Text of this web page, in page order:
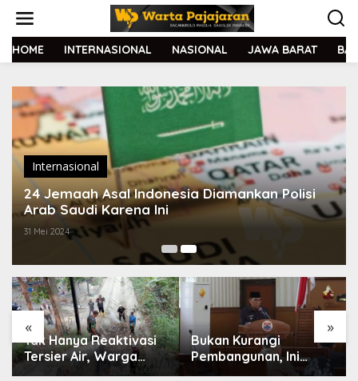
t
HOME INTERNASIONAL NASIONAL JAWA BARAT
Internasional
24 Jemaah Asal Indonesia Diamankan Polisi
Arab Saudi Karena Ini
31 Mei 2024
« »
Tak Hanya Reaktivasi
Tersier Air, Warga
Desa Ciburuy Inginkan
Bukan Kurangi
Pembangunan, Ini
Alasan Pemkot Cimahi